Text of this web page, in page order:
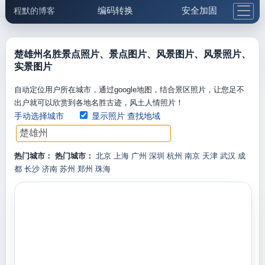
程默的博客 编码转换 安全加固
邮件工具 生活便民 更多工具
楚雄州名胜景点照片、景点图片、风景图片、风景照片、
实景图片
自动定位用户所在城市，通过google地图，结合景区照片，让您足不
出户就可以欣赏到各地名胜古迹，风土人情照片！
手动选择城市 显示照片 查找地域
热门城市： 热门城市： 北京 上海 广州 深圳 杭州 南京 天津 武汉 成
都 长沙 济南 苏州 郑州 珠海